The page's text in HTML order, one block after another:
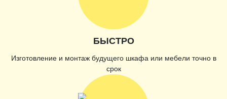
БЫСТРО
Изготовление и монтаж будущего шкафа или мебели точно в
срок